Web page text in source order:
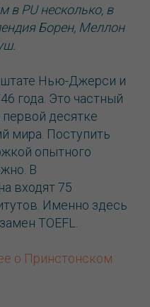
в PU несколько, в
Борен, Меллон
штате Нью-Джерси и
года. Это частный
десятке
мира. Поступить
опытного
В
входят 75
Именно здесь
TOEFL.
о Принстонском